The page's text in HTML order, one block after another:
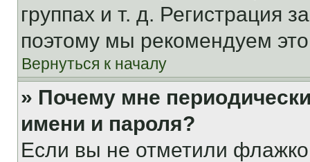
группах и т. д. Регистрация
поэтому мы рекомендуем
Вернуться к началу
» Почему мне
имени и пароля?
Если вы не отметили